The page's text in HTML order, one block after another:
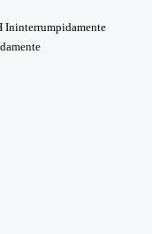
Ininterrumpidamente